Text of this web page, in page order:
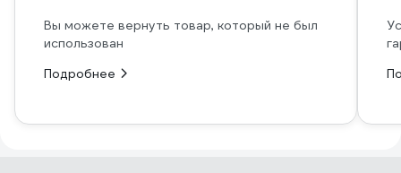
Вы можете вернуть товар, который не был
использован
Подробнее